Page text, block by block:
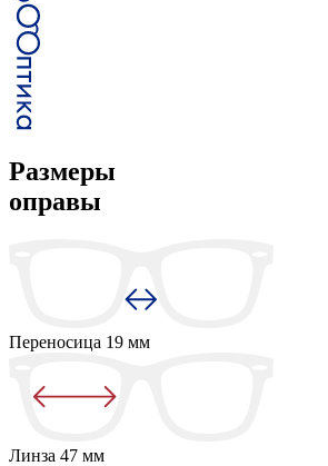
Размеры
оправы
Переносица 19 мм
Линза 47 мм